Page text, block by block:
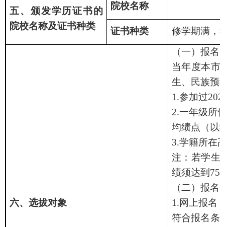
五、颁发学历证书的
院校名称及证书种类
院校名称
证书种类 修学期满，
六、选拔对象
（一）报名
当年度本市
生、民族预
1.参加过
2.一年级所
均绩点（以
3.学籍所在
注：若学生
绩须达到 75
（二）报名
1.网上报名
符合报名条